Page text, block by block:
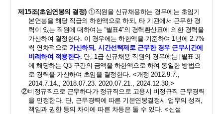
제15조(초임연봉의 결정) ①직원을 신규채용하는 경우에는 초임기
본연봉을 해당 직급의 하한액으로 하되
타 기관에서 근무한 경
력이 있는 직원에 대하여는 “별표4”의 경력환산표에 의한 경력을
가산하여 결정한다. 이 경우에는 하한액을 기준하여 1 년에 2.7%
씩 연차적으로 가산하되, 시간선택제로 근무한 경우 근무시간에
비례하여 적용한다. 단, 1 급 신규채용 직원의 경우에는 [별표 3]
에 해당하는 Q3 구간의 금액을 하한액으로 하여 동일한 방법으
로 경력을 가산하여 초임을 결정한다. <개정 2012.9.7.,
2014.7.14., 2018.07.23. 2020.07.21., 2024.12.30.>
②비정규직으로 근무하다가 정규직으로 고용시 비정규직 근무경력
을 인정한다. 단, 근무경력에 따른 기본연봉결정시 업무의 성격
책임과 권한 등의 차이에 따른 차등은 둘 수 있다. <